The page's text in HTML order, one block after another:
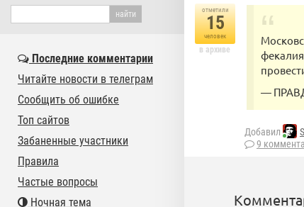
отметили
15
человек
в архиве
—
Добавил
9
Последние комментарии
Читайте новости в телеграм
Сообщить об ошибке
Топ сайтов
Забаненные участники
Правила
Частые вопросы
Ночная тема